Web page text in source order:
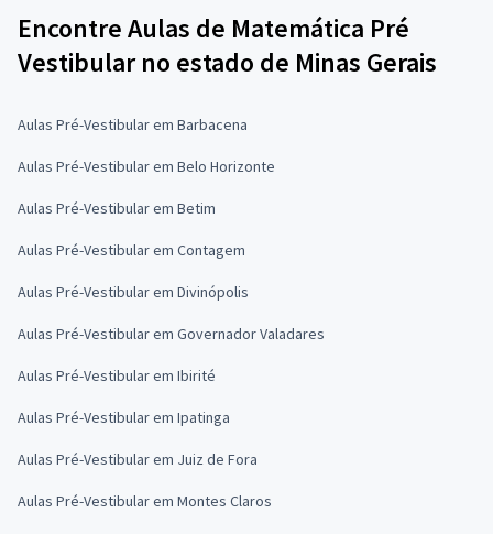
Encontre Aulas de Matemática Pré
Vestibular no estado de Minas Gerais
Aulas Pré-Vestibular em Barbacena
Aulas Pré-Vestibular em Belo Horizonte
Aulas Pré-Vestibular em Betim
Aulas Pré-Vestibular em Contagem
Aulas Pré-Vestibular em Divinópolis
Aulas Pré-Vestibular em Governador Valadares
Aulas Pré-Vestibular em Ibirité
Aulas Pré-Vestibular em Ipatinga
Aulas Pré-Vestibular em Juiz de Fora
Aulas Pré-Vestibular em Montes Claros